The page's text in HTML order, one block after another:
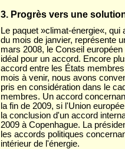
3. Progrès vers une
Le paquet »climat-énergie«,
du mois de janvier, représente
mars 2008, le Conseil
idéal pour un accord. Encore
accord entre les États
mois à venir, nous avons
pris en considération dans le
membres. Un accord
la fin de 2009, si l'Union
la conclusion d'un accord
2009 à Copenhague. La
les accords politiques
intérieur de l'énergie.